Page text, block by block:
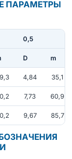
ПАРАМЕТРЫ
0,5
D m
4,84 35,1
7,73 60,9
9,67 85,7